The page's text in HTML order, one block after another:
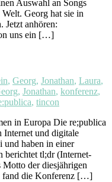
Auswahl an Songs
Georg hat sie in
Jetzt anhören:
uns ein […]
, Georg, Jonathan, Laura,
, Jonathan, konferenz,
, tincon
in Europa Die re;publica
Internet und digitale
und haben in einer
berichtet tl;dr (Internet-
der diesjährigen
fand die Konferenz […]